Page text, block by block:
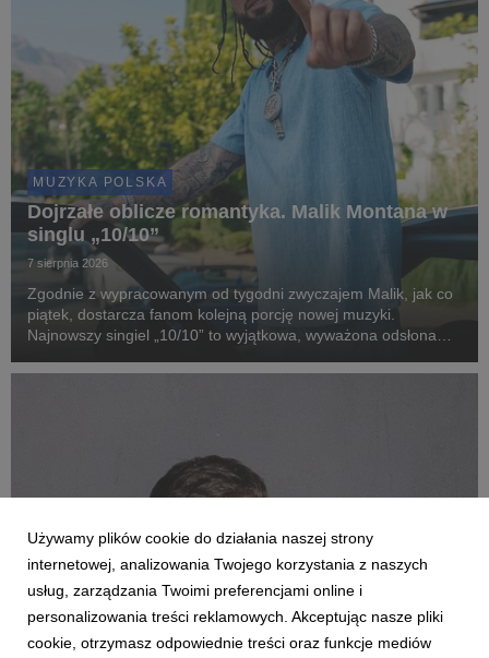
MUZYKA POLSKA
Dojrzałe oblicze romantyka. Malik Montana w
singlu „10/10”
7 sierpnia 2026
Zgodnie z wypracowanym od tygodni zwyczajem Malik, jak co
piątek, dostarcza fanom kolejną porcję nowej muzyki.
Najnowszy singiel „10/10” to wyjątkowa, wyważona odsłona
zaskakująco dojrzałą, romantyczną liryką.
MUZYKA POLSKA
Używamy plików cookie do działania naszej strony
internetowej, analizowania Twojego korzystania z naszych
usług, zarządzania Twoimi preferencjami online i
personalizowania treści reklamowych. Akceptując nasze pliki
cookie, otrzymasz odpowiednie treści oraz funkcje mediów